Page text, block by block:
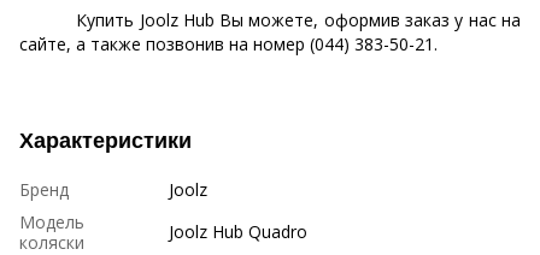
Купить Joolz Hub Вы можете, оформив заказ у нас на
сайте, а также позвонив на номер (044) 383-50-21.
Характеристики
Бренд
Joolz
Модель
коляски
Joolz Hub Quadro